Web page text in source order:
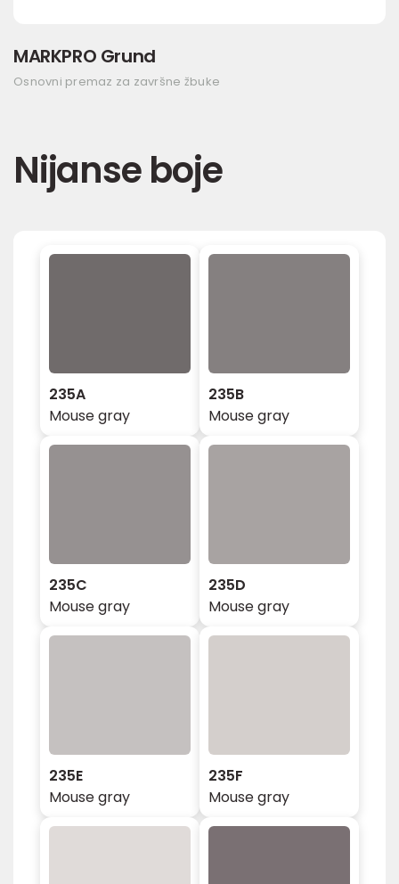
MARKPRO Grund
Osnovni premaz za završne žbuke
Nijanse boje
235A
Mouse gray
235B
Mouse gray
235C
Mouse gray
235D
Mouse gray
235E
Mouse gray
235F
Mouse gray